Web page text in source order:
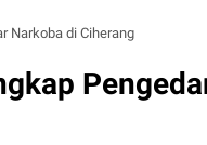
Narkoba di Ciherang